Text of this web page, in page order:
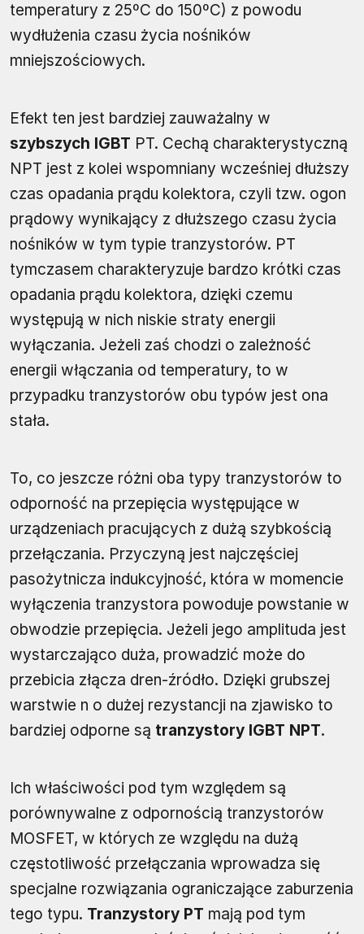
temperatury z 25ºC do 150ºC) z powodu
wydłużenia czasu życia nośników
mniejszościowych.
Efekt ten jest bardziej zauważalny w
szybszych IGBT PT. Cechą charakterystyczną
NPT jest z kolei wspomniany wcześniej dłuższy
czas opadania prądu kolektora, czyli tzw. ogon
prądowy wynikający z dłuższego czasu życia
nośników w tym typie tranzystorów. PT
tymczasem charakteryzuje bardzo krótki czas
opadania prądu kolektora, dzięki czemu
występują w nich niskie straty energii
wyłączania. Jeżeli zaś chodzi o zależność
energii włączania od temperatury, to w
przypadku tranzystorów obu typów jest ona
stała.
To, co jeszcze różni oba typy tranzystorów to
odporność na przepięcia występujące w
urządzeniach pracujących z dużą szybkością
przełączania. Przyczyną jest najczęściej
pasożytnicza indukcyjność, która w momencie
wyłączenia tranzystora powoduje powstanie w
obwodzie przepięcia. Jeżeli jego amplituda jest
wystarczająco duża, prowadzić może do
przebicia złącza dren-źródło. Dzięki grubszej
warstwie n o dużej rezystancji na zjawisko to
bardziej odporne są tranzystory IGBT NPT.
Ich właściwości pod tym względem są
porównywalne z odpornością tranzystorów
MOSFET, w których ze względu na dużą
częstotliwość przełączania wprowadza się
specjalne rozwiązania ograniczające zaburzenia
tego typu. Tranzystory PT mają pod tym